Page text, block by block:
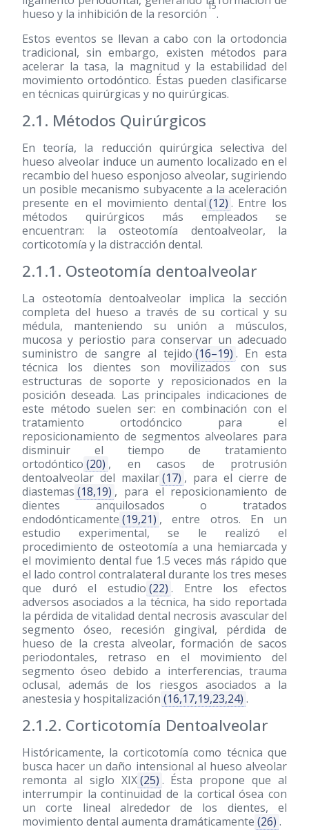
hueso y la inhibición de la resorción
15
.
Estos eventos se llevan a cabo con la ortodoncia
tradicional, sin embargo, existen métodos para
acelerar la tasa, la magnitud y la estabilidad del
movimiento ortodóntico. Éstas pueden clasificarse
en técnicas quirúrgicas y no quirúrgicas.
2.1. Métodos Quirúrgicos
En teoría, la reducción quirúrgica selectiva del
hueso alveolar induce un aumento localizado en el
recambio del hueso esponjoso alveolar, sugiriendo
un posible mecanismo subyacente a la aceleración
presente en el movimiento dental (12) . Entre los
métodos quirúrgicos más empleados se
encuentran: la osteotomía dentoalveolar, la
corticotomía y la distracción dental.
2.1.1. Osteotomía dentoalveolar
La osteotomía dentoalveolar implica la sección
completa del hueso a través de su cortical y su
médula, manteniendo su unión a músculos,
mucosa y periostio para conservar un adecuado
suministro de sangre al tejido (16–19) . En esta
técnica los dientes son movilizados con sus
estructuras de soporte y reposicionados en la
posición deseada. Las principales indicaciones de
este método suelen ser: en combinación con el
tratamiento ortodóncico para el
reposicionamiento de segmentos alveolares para
disminuir el tiempo de tratamiento
ortodóntico (20) , en casos de protrusión
dentoalveolar del maxilar(17) , para el cierre de
diastemas (18,19) , para el reposicionamiento de
dientes anquilosados o tratados
endodónticamente (19,21) , entre otros. En un
estudio experimental, se le realizó el
procedimiento de osteotomía a una hemiarcada y
el movimiento dental fue 1.5 veces más rápido que
el lado control contralateral durante los tres meses
que duró el estudio (22) . Entre los efectos
adversos asociados a la técnica, ha sido reportada
la pérdida de vitalidad dental necrosis avascular del
segmento óseo, recesión gingival, pérdida de
hueso de la cresta alveolar, formación de sacos
periodontales, retraso en el movimiento del
segmento óseo debido a interferencias, trauma
oclusal, además de los riesgos asociados a la
anestesia y hospitalización (16,17,19,23,24) .
2.1.2. Corticotomía Dentoalveolar
Históricamente, la corticotomía como técnica que
busca hacer un daño intensional al hueso alveolar
remonta al siglo XIX (25) . Ésta propone que al
interrumpir la continuidad de la cortical ósea con
un corte lineal alrededor de los dientes, el
movimiento dental aumenta dramáticamente (26) .